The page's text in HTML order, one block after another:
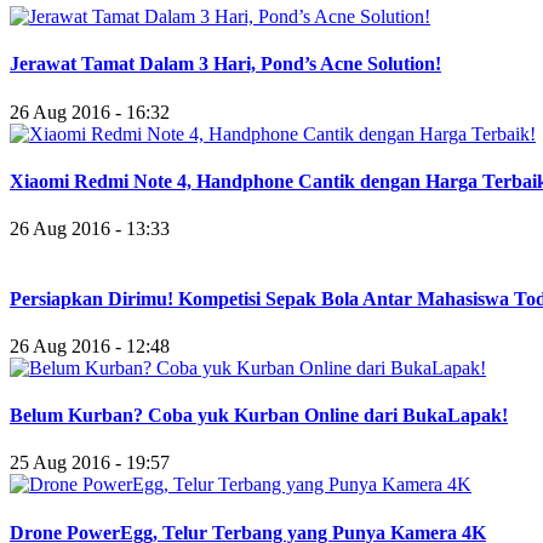
Jerawat Tamat Dalam 3 Hari, Pond’s Acne Solution!
26 Aug 2016 - 16:32
Xiaomi Redmi Note 4, Handphone Cantik dengan Harga
26 Aug 2016 - 13:33
Persiapkan Dirimu! Kompetisi Sepak Bola Antar Mahasiswa
26 Aug 2016 - 12:48
Belum Kurban? Coba yuk Kurban Online dari BukaLapak!
25 Aug 2016 - 19:57
Drone PowerEgg, Telur Terbang yang Punya Kamera 4K